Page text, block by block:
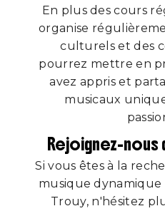
En plus des cours
organise
culturels et des
pourrez mettre en
avez appris et
musicaux
Rejoignez-nous
Si vous êtes à la
musique
Trouy, n'hésitez